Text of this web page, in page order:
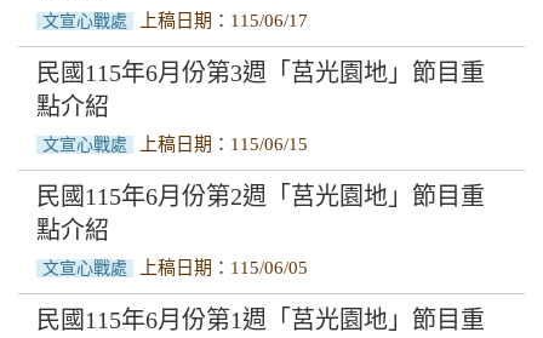
文宣心戰處 上稿日期：115/06/17
民國115年6月份第3週「莒光園地」節目重
點介紹
文宣心戰處 上稿日期：115/06/15
民國115年6月份第2週「莒光園地」節目重
點介紹
文宣心戰處 上稿日期：115/06/05
民國115年6月份第1週「莒光園地」節目重